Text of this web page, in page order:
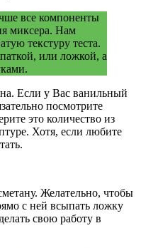
все компоненты
миксера. Нам
текстуру теста.
или ложкой, а
Если у Вас ванильный
посмотрите
это количество из
Хотя, если любите
Желательно, чтобы
с ней всыпать ложку
свою работу в